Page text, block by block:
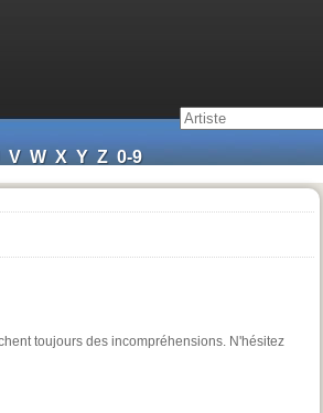
V W X Y Z 0-9
toujours des incompréhensions. N'hésitez